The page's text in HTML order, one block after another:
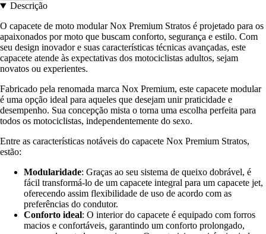
Descrição
O capacete de moto modular Nox Premium Stratos é projetado para os
apaixonados por moto que buscam conforto, segurança e estilo. Com
seu design inovador e suas características técnicas avançadas, este
capacete atende às expectativas dos motociclistas adultos, sejam
novatos ou experientes.
Fabricado pela renomada marca Nox Premium, este capacete modular
é uma opção ideal para aqueles que desejam unir praticidade e
desempenho. Sua concepção mista o torna uma escolha perfeita para
todos os motociclistas, independentemente do sexo.
Entre as características notáveis do capacete Nox Premium Stratos,
estão:
Modularidade: Graças ao seu sistema de queixo dobrável, é
fácil transformá-lo de um capacete integral para um capacete jet,
oferecendo assim flexibilidade de uso de acordo com as
preferências do condutor.
Conforto ideal: O interior do capacete é equipado com forros
macios e confortáveis, garantindo um conforto prolongado,